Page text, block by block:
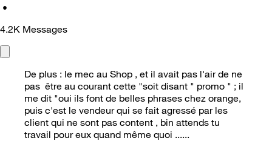
•
4.2K Messages
De plus : le mec au Shop , et il avait pas l'air de ne
pas être au courant cette "soit disant " promo " ; il
me dit "oui ils font de belles phrases chez orange,
puis c'est le vendeur qui se fait agressé par les
client qui ne sont pas content , bin attends tu
travail pour eux quand même quoi ......